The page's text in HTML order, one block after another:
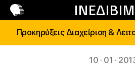
ΙΝΕΔΙΒΙΜ
Προκηρύξεις Διαχείριση &
10 · 01 ·